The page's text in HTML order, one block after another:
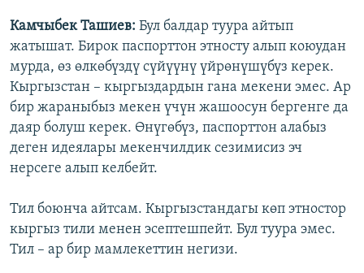
Камчыбек Ташиев: Бул балдар туура айтып
жатышат. Бирок паспорттон этносту алып коюудан
мурда, өз өлкөбүздү сүйүүнү үйрөнүшүбүз керек.
Кыргызстан – кыргыздардын гана мекени эмес. Ар
бир жараныбыз мекен үчүн жашоосун бергенге да
даяр болуш керек. Өнүгөбүз, паспорттон алабыз
деген идеялары мекенчилдик сезимисиз эч
нерсеге алып келбейт.
Тил боюнча айтсам. Кыргызстандагы көп этностор
кыргыз тили менен эсептешпейт. Бул туура эмес.
Тил – ар бир мамлекеттин негизи.